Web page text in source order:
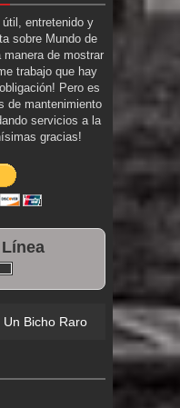
útil, entretenido y
sobre Mundo de
de mostrar
trabajo que hay
Pero es
de mantenimiento
servicios a la
gracias!
Un Bicho Raro